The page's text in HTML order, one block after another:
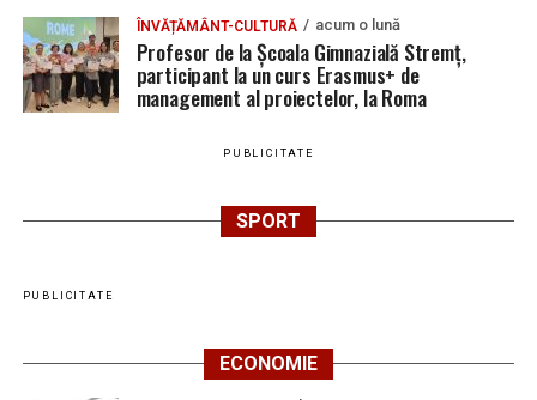
ÎNVĂȚĂMÂNT-CULTURĂ acum o lună
Profesor de la Școala Gimnazială Stremț,
participant la un curs Erasmus+ de
management al proiectelor, la Roma
PUBLICITATE
SPORT
PUBLICITATE
ECONOMIE